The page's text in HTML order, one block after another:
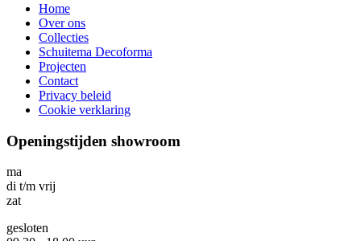
Home
Over ons
Collecties
Schuitema Decoforma
Projecten
Contact
Privacy beleid
Cookie verklaring
Openingstijden showroom
ma
di t/m vrij
zat
gesloten